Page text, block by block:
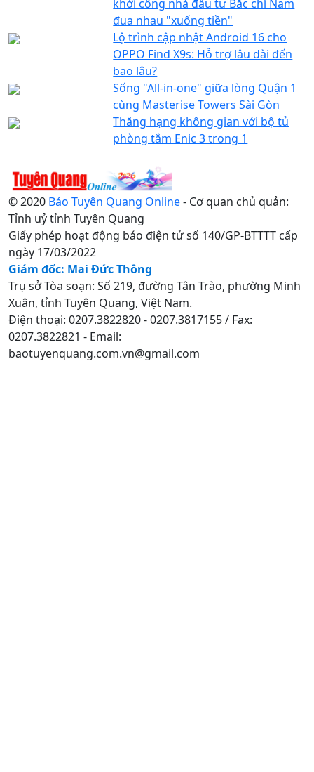
khởi công nhà đầu tư Bắc chí Nam
đua nhau "xuống tiền"
Lộ trình cập nhật Android 16 cho
OPPO Find X9s: Hỗ trợ lâu dài đến
bao lâu?
Sống "All-in-one" giữa lòng Quận 1
cùng Masterise Towers Sài Gòn
Thăng hạng không gian với bộ tủ
phòng tắm Enic 3 trong 1
© 2020 Báo Tuyên Quang Online- Cơ quan chủ quản:
Tỉnh uỷ tỉnh Tuyên Quang
Giấy phép hoạt động báo điện tử số 140/GP-BTTTT cấp
ngày 17/03/2022
Giám đốc: Mai Đức Thông
Trụ sở Tòa soạn: Số 219, đường Tân Trào, phường Minh
Xuân, tỉnh Tuyên Quang, Việt Nam.
Điện thoại: 0207.3822820 - 0207.3817155 / Fax:
0207.3822821 - Email:
baotuyenquang.com.vn@gmail.com